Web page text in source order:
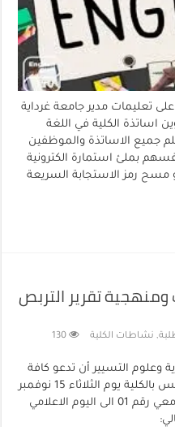
تعليمات مدير جامعة غرداية
اساتذة الكلية في اللغة
جميع الاساتذة والموظفين
بملئ استمارة الكترونية
مسح رمز الاستجابة السريعة
ومنهجية تقرير التربص
, نشاطات الكلية 130
وعلوم التسيير أن تدعو كافة
الاساتذة وطلبة السنة الثالثة ليسانس بالكلية يوم الثلاثاء 15 نوفمبر
2022 بقاعة المؤتمرات بالقطب الجامعي رقم 01 الى اليوم الاعلامي